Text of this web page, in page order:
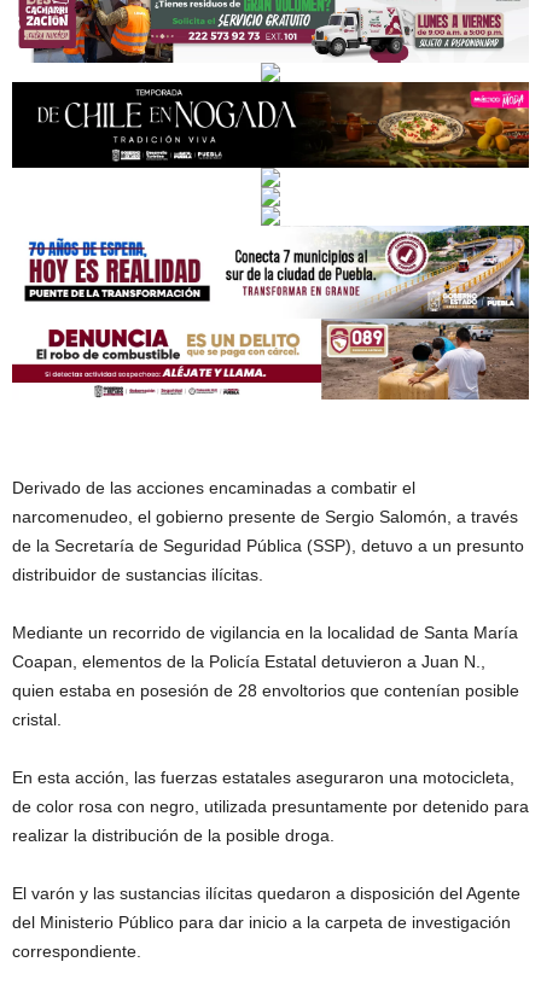
Derivado de las acciones encaminadas a combatir el
narcomenudeo, el gobierno presente de Sergio Salomón, a través
de la Secretaría de Seguridad Pública (SSP), detuvo a un presunto
distribuidor de sustancias ilícitas.
Mediante un recorrido de vigilancia en la localidad de Santa María
Coapan, elementos de la Policía Estatal detuvieron a Juan N.,
quien estaba en posesión de 28 envoltorios que contenían posible
cristal.
En esta acción, las fuerzas estatales aseguraron una motocicleta,
de color rosa con negro, utilizada presuntamente por detenido para
realizar la distribución de la posible droga.
El varón y las sustancias ilícitas quedaron a disposición del Agente
del Ministerio Público para dar inicio a la carpeta de investigación
correspondiente.